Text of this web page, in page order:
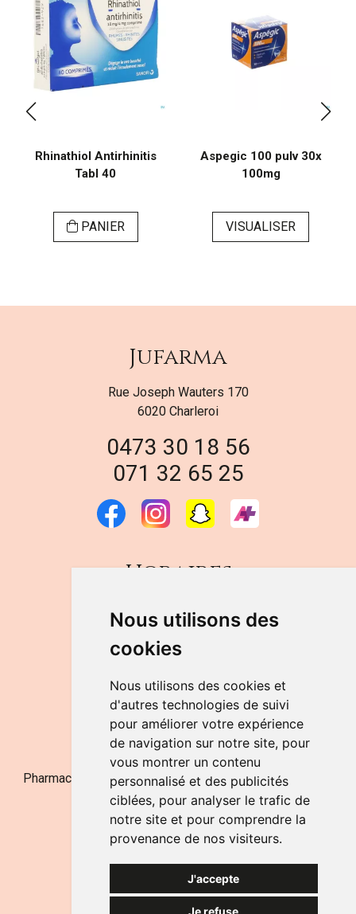
Nous utilisons des
cookies
Nous utilisons des cookies et
d'autres technologies de suivi
pour améliorer votre expérience
de navigation sur notre site, pour
vous montrer un contenu
personnalisé et des publicités
ciblées, pour analyser le trafic de
notre site et pour comprendre la
provenance de nos visiteurs.
J'accepte
Je refuse
Rhinathiol Antirhinitis
Tabl 40
PANIER
Aspegic 100 pulv 30x
100mg
VISUALISER
Jufarma
Rue Joseph Wauters 170
6020 Charleroi
0473 30 18 56
071 32 65 25
Horaires
DU LUNDI AU VENDREDI
de 9h à 12h30 et de 14h à 18h
LE SAMEDI
de 9h à 12h30
NOUS CONTACTER
Pharmacie Jufarma - Fatima Abachra - APB 521704 - N°
Entreprise BE0882-700-592